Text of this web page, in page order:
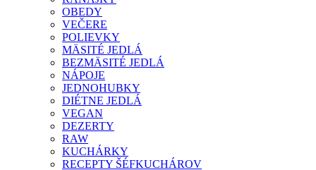
OBEDY
VEČERE
POLIEVKY
MÄSITÉ JEDLÁ
BEZMÄSITÉ JEDLÁ
NÁPOJE
JEDNOHUBKY
DIÉTNE JEDLÁ
VEGAN
DEZERTY
RAW
KUCHÁRKY
RECEPTY ŠÉFKUCHÁROV